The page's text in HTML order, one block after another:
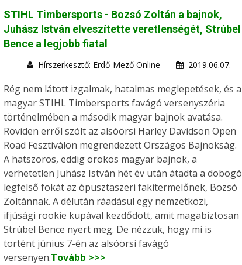
STIHL Timbersports - Bozsó Zoltán a bajnok,
Juhász István elveszítette veretlenségét, Strúbel
Bence a legjobb fiatal
Hírszerkesztő: Erdő-Mező Online 2019.06.07.
Rég nem látott izgalmak, hatalmas meglepetések, és a
magyar STIHL Timbersports favágó versenyszéria
történelmében a második magyar bajnok avatása.
Röviden erről szólt az alsóörsi Harley Davidson Open
Road Fesztiválon megrendezett Országos Bajnokság.
A hatszoros, eddig örökös magyar bajnok, a
verhetetlen Juhász István hét év után átadta a dobogó
legfelső fokát az ópusztaszeri fakitermelőnek, Bozsó
Zoltánnak. A délután ráadásul egy nemzetközi,
ifjúsági rookie kupával kezdődött, amit magabiztosan
Strúbel Bence nyert meg. De nézzük, hogy mi is
történt június 7-én az alsóörsi favágó
versenyen.Tovább >>>